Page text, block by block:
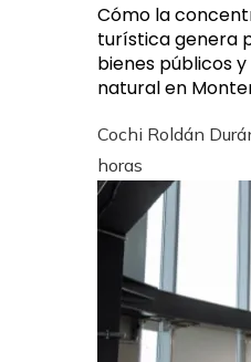
Cómo la
turística genera
bienes públicos
natural en
Cochi Roldán
horas